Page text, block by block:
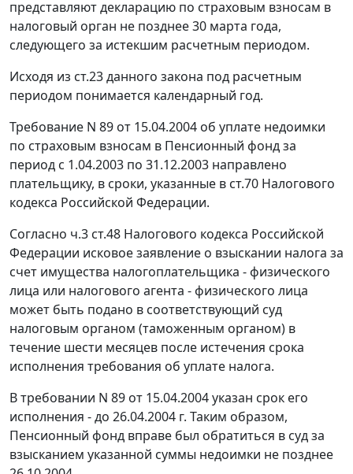
представляют декларацию по страховым взносам в
налоговый орган не позднее 30 марта года,
следующего за истекшим расчетным периодом.
Исходя из ст.23данного закона под расчетным
периодом понимается календарный год.
Требование N 89 от 15.04.2004 об уплате недоимки
по страховым взносам в Пенсионный фонд за
период с 1.04.2003 по 31.12.2003 направлено
плательщику, в сроки, указанные в ст.70 Налогового
кодекса Российской Федерации.
Согласно ч.3 ст.48 Налогового кодекса Российской
Федерации исковое заявление о взыскании налога за
счет имущества налогоплательщика - физического
лица или налогового агента - физического лица
может быть подано в соответствующий суд
налоговым органом (таможенным органом) в
течение шести месяцев после истечения срока
исполнения требования об уплате налога.
В требовании N 89 от 15.04.2004 указан срок его
исполнения - до 26.04.2004 г. Таким образом,
Пенсионный фонд вправе был обратиться в суд за
взысканием указанной суммы недоимки не позднее